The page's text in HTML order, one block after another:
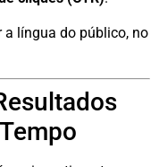
língua do público, no